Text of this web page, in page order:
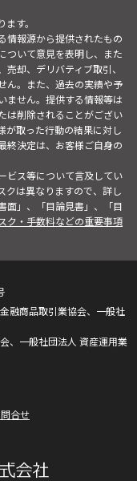
す。
情報源から提供されたもの
ついて意見を表明し、また
却、デリバティブ取引、
ん。また、過去の実績や予
ません。提供する情報等は
は削除されることがござい
が取った行動の結果に対し
終決定は、お客様ご自身の
ビス等について言及してい
クは異なりますので、詳し
面」、「目論見書」、「目
ク・手数料などの重要事項
融商品取引業協会、一般社
、一般社団法人 資産運用業
合せ